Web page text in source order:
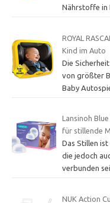
Nährstoffe in
ROYAL
Kind im Auto
Die
von größter
Baby
Lansinoh
für stillende
Das Stillen
die jedoch
verbunden
NUK Action